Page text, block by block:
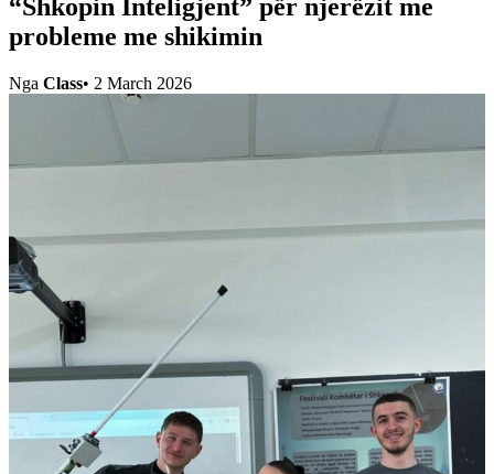
“Shkopin Inteligjent” për njerëzit me
probleme me shikimin
Nga Class• 2 March 2026